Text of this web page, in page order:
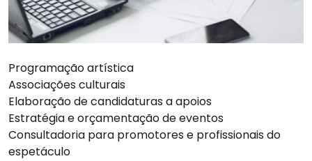
Programação artística
Associações culturais
Elaboração de candidaturas a apoios
Estratégia e orçamentação de eventos
Consultadoria para promotores e profissionais do
espetáculo